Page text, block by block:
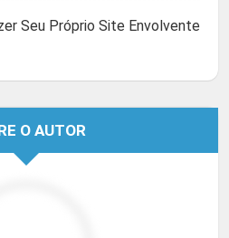
Seu Próprio Site Envolvente
O AUTOR